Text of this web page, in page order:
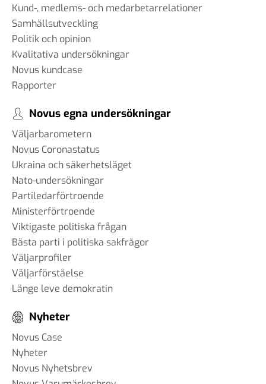
Kund-, medlems- och medarbetarrelationer
Samhällsutveckling
Politik och opinion
Kvalitativa undersökningar
Novus kundcase
Rapporter
Novus egna undersökningar
Väljarbarometern
Novus Coronastatus
Ukraina och säkerhetsläget
Nato-undersökningar
Partiledarförtroende
Ministerförtroende
Viktigaste politiska frågan
Bästa parti i politiska sakfrågor
Väljarprofiler
Väljarförståelse
Länge leve demokratin
Nyheter
Novus Case
Nyheter
Novus Nyhetsbrev